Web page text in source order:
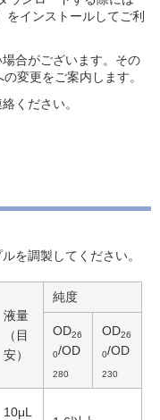
インストールしてご利
合がございます。その
変更をご案内します。
ください。
を調製してください。
液量
（目
安）
純度
OD26
0/OD
280
OD26
0/OD
230
10μL